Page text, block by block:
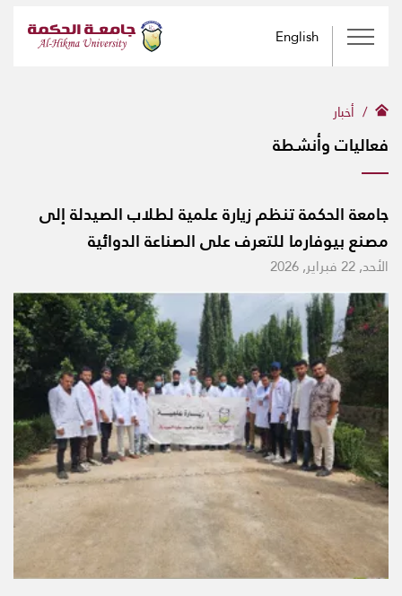
English
أخبار
فعاليات وأنشطة
جامعة الحكمة تنظم زيارة علمية لطلاب الصيدلة إلى
مصنع بيوفارما للتعرف على الصناعة الدوائية
الأحد, 22 فبراير, 2026